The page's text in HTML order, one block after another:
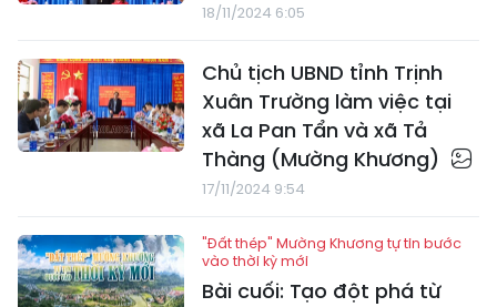
18/11/2024 6:05
Chủ tịch UBND tỉnh Trịnh
Xuân Trường làm việc tại
xã La Pan Tẩn và xã Tả
Thàng (Mường Khương)
17/11/2024 9:54
"Đất thép" Mường Khương tự tin bước
vào thời kỳ mới
Bài cuối: Tạo đột phá từ